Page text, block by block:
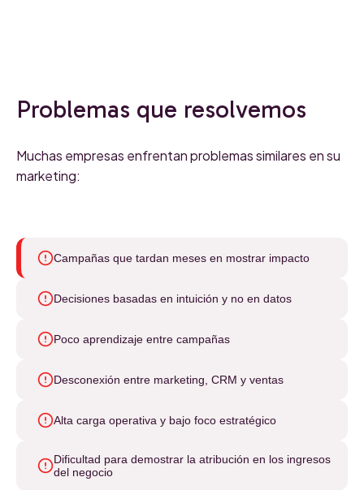
Problemas que resolvemos
Muchas empresas enfrentan problemas similares en su
marketing:
Campañas que tardan meses en mostrar impacto
Decisiones basadas en intuición y no en datos
Poco aprendizaje entre campañas
Desconexión entre marketing, CRM y ventas
Alta carga operativa y bajo foco estratégico
Dificultad para demostrar la atribución en los ingresos
del negocio